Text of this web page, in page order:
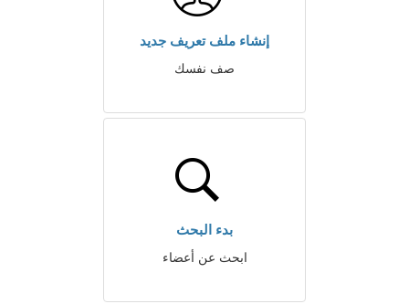
إنشاء ملف تعريف جديد
صف نفسك
بدء البحث
ابحث عن أعضاء